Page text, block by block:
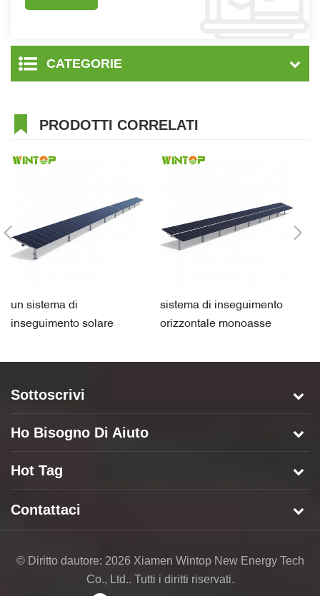
CATEGORIE
PRODOTTI CORRELATI
un sistema di
inseguimento solare
singolo verticale
sistema di inseguimento
orizzontale monoasse
Sottoscrivi
Ho Bisogno Di Aiuto
Hot Tag
Contattaci
© Diritto dautore: 2026 Xiamen Wintop New Energy Tech
Co., Ltd.. Tutti i diritti riservati.